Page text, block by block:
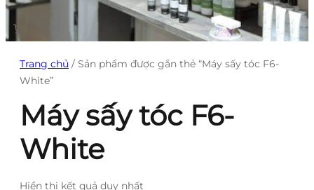
Trang chủ / Sản phẩm được gắn thẻ “Máy sấy tóc F6-
White”
Máy sấy tóc F6-
White
Hiển thị kết quả duy nhất